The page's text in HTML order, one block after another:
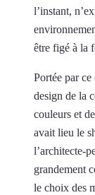
l’instant,
être figé à la
Portée par
design de la
couleurs et
avait lieu le
l’architecte-
grandement
le choix des